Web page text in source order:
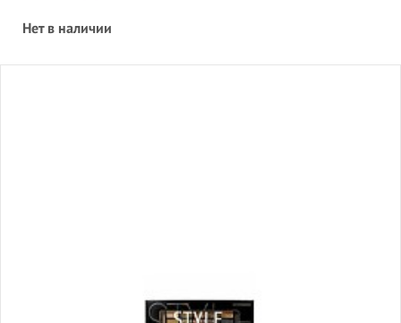
Нет в наличии